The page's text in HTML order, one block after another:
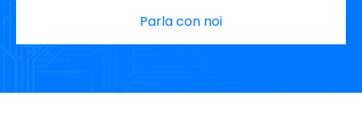
Parla con noi